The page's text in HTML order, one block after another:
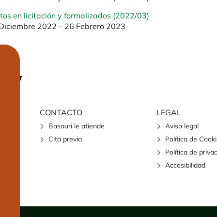
en licitación y formalizados (2022/03)
2022 – 26 Febrero 2023
CONTACTO
Basauri le atiende
Cita previa
LEGAL
Aviso legal
Política de
Política de
Accesibilidad